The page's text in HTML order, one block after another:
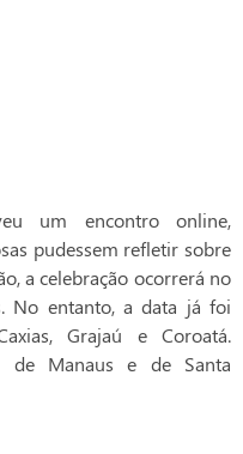
um encontro online,
pudessem refletir sobre
a celebração ocorrerá no
No entanto, a data já foi
Grajaú e Coroatá.
de Manaus e de Santa